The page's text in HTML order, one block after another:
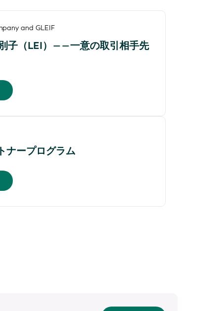
and GLEIF
子（LEI）――一意の取引相手先
ナープログラム